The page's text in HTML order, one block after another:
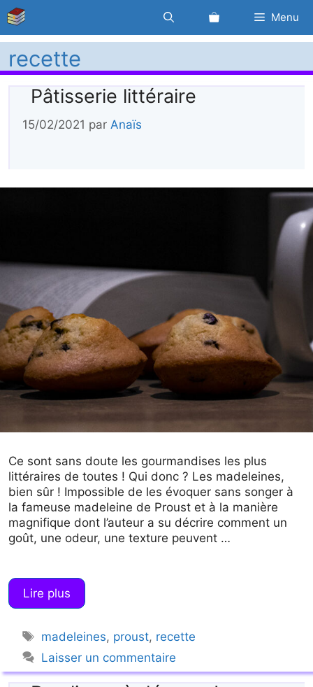
Aller
au
contenu
Menu
recette
Pâtisserie littéraire
15/02/2021 par Anaïs
Ce sont sans doute les gourmandises les plus
littéraires de toutes ! Qui donc ? Les madeleines,
bien sûr ! Impossible de les évoquer sans songer à
la fameuse madeleine de Proust et à la manière
magnifique dont l’auteur a su décrire comment un
goût, une odeur, une texture peuvent …
Lire plus
Étiquettes
madeleines, proust, recette
Laisser un commentaire